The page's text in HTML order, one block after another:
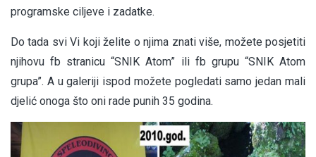
programske ciljeve i zadatke.
Do tada svi Vi koji želite o njima znati više, možete posjetiti
njihovu fb stranicu“SNIK Atom” ili fb grupu “SNIK Atom
grupa”. A u galeriji ispod možete pogledati samo jedan mali
djelić onoga što oni rade punih 35 godina.